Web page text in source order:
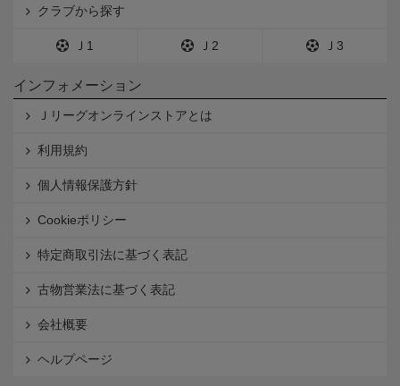
クラブから探す
Ｊ1 Ｊ2 Ｊ3
インフォメーション
Ｊリーグオンラインストアとは
利用規約
個人情報保護方針
Cookieポリシー
特定商取引法に基づく表記
古物営業法に基づく表記
会社概要
ヘルプページ